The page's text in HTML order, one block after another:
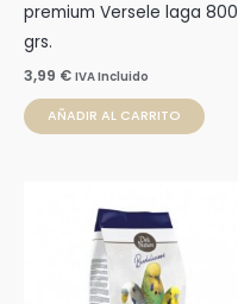
premium Versele laga 800
grs.
3,99 € IVA Incluido
AÑADIR AL CARRITO